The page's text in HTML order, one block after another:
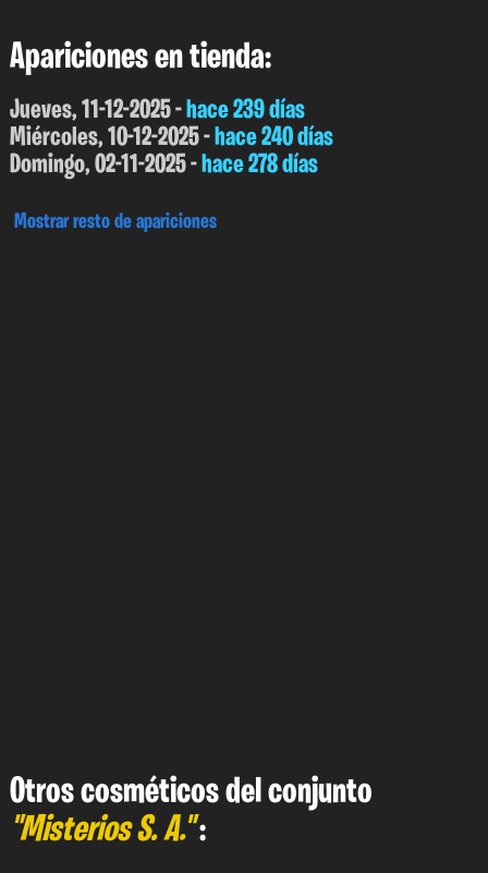
Apariciones en tienda:
Jueves, 11-12-2025 -hace 239 días
Miércoles, 10-12-2025 -hace 240 días
Domingo, 02-11-2025 -hace 278 días
Mostrar resto de apariciones
Otros cosméticos del conjunto
"Misterios S. A.":